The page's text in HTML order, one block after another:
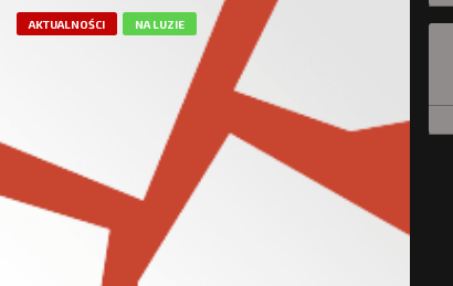
AKTUALNOŚCI NA LUZIE